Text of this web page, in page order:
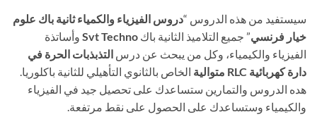
سيستفيد من هذه الدروس “دروس الفيزياء والكمياء ثانية باك علوم
خيار فرنسي” جميع التلاميذ الثانية باك Svt Techno وأساتذة
الفيزياء والكيمياء، وكل من يبحث عن درس التذبذبات الحرة في
دارة كهربائية RLC متوالية
الخاص بالثانوي التأهيلي للثانية باكلوريا.
هده الدروس والتمارين ستساعدك على تحصيل جيد في الفيزياء
والكيمياء وستساعدك على الحصول على نقط مرتفعة.